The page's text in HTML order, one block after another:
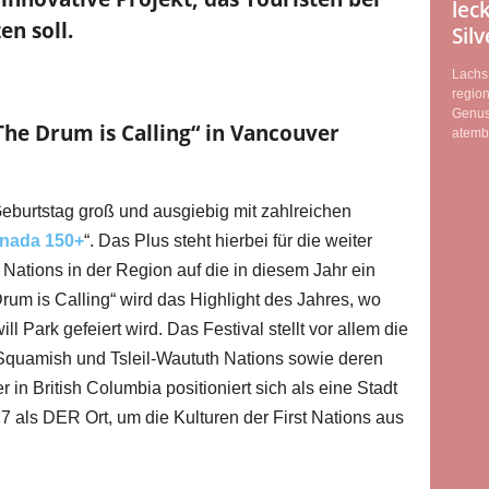
soll.
Drum is Calling“ in Vancouver
groß und ausgiebig mit zahlreichen
150+“. Das Plus steht hierbei für die weiter
in der Region auf die in diesem Jahr ein
is Calling“ wird das Highlight des Jahres, wo
Park gefeiert wird. Das Festival stellt vor allem die
und Tsleil-Waututh Nations sowie deren
in British Columbia positioniert sich als eine Stadt
als DER Ort, um die Kulturen der First Nations aus